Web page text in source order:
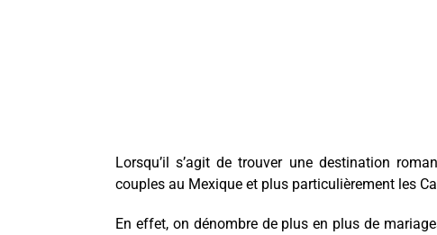
Lorsqu’il s’agit de trouver une destination
couples au Mexique et plus particulièrement les
En effet, on dénombre de plus en plus de